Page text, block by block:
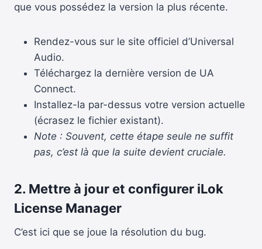
que vous possédez la version la plus récente.
Rendez-vous sur le site officiel d’Universal
Audio.
Téléchargez la dernière version de UA
Connect.
Installez-la par-dessus votre version actuelle
(écrasez le fichier existant).
Note : Souvent, cette étape seule ne suffit
pas, c’est là que la suite devient cruciale.
2. Mettre à jour et configurer iLok
License Manager
C’est ici que se joue la résolution du bug.